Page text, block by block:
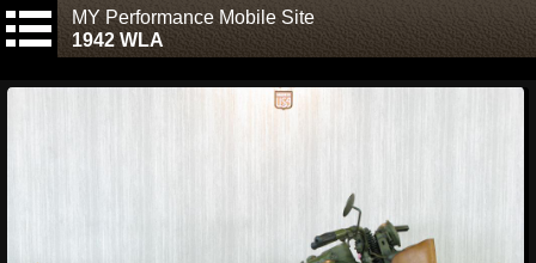
MY Performance Mobile Site
1942 WLA